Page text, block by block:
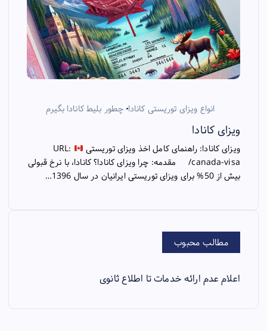
انواع ویزای توریستی کانادا چطور بلیط کانادا بگیرم
ویزای کانادا
ویزای کانادا: راهنمای کامل اخذ ویزای توریستی
URL:
/canada-visa مقدمه: چرا ویزای کانادا؟ کانادا، با نرخ قبولی
بیش از 50% برای ویزای توریستی ایرانیان در سال 1396…
مطالب محبوب
اعلام عدم ارائه خدمات تا اطلاع ثانوی